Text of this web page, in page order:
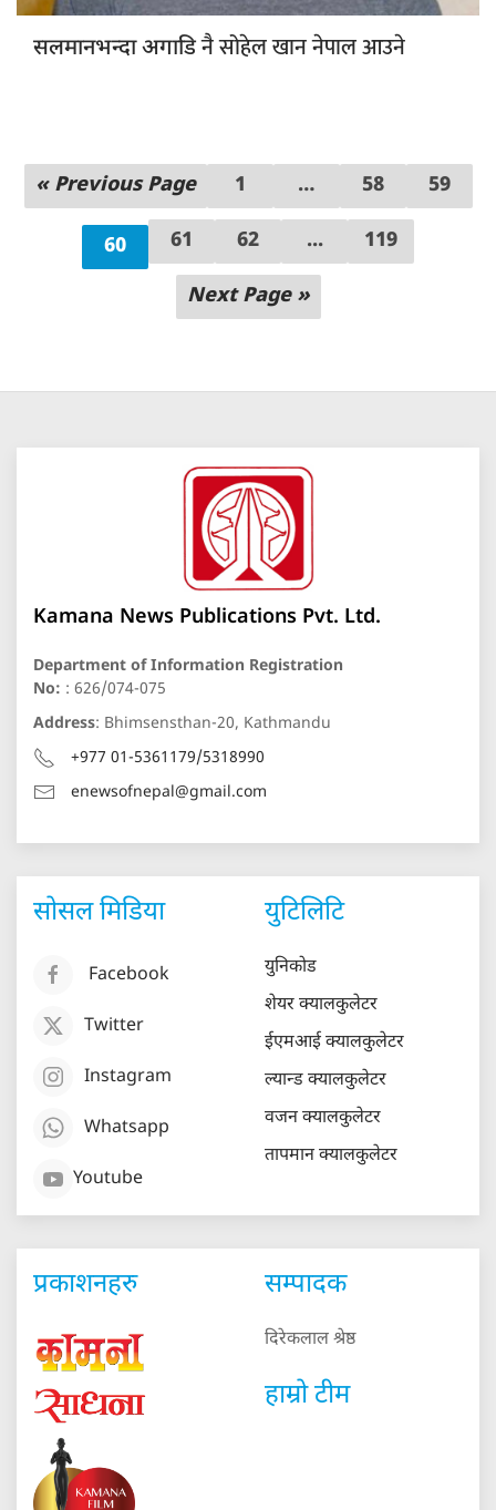
सलमानभन्दा अगाडिनै सोहेल खान नेपाल आउने
« Previous Page 1 … 58 59
60 61 62 ... 119
Next Page »
Kamana News Publications Pvt. Ltd.
Department of Information Registration
No: : 626/074-075
Address: Bhimsensthan-20, Kathmandu
+977 01-5361179/5318990
enewsofnepal@gmail.com
सोसल मिडिया
Facebook
Twitter
Instagram
Whatsapp
Youtube
युटिलिटि
युनिकोड
शेयर क्यालकुलेटर
ईएमआई क्यालकुलेटर
ल्यान्ड क्यालकुलेटर
वजन क्यालकुलेटर
तापमान क्यालकुलेटर
प्रकाशनहरु सम्पादक
दिरेकलाल श्रेष्ठ
हाम्रो टीम